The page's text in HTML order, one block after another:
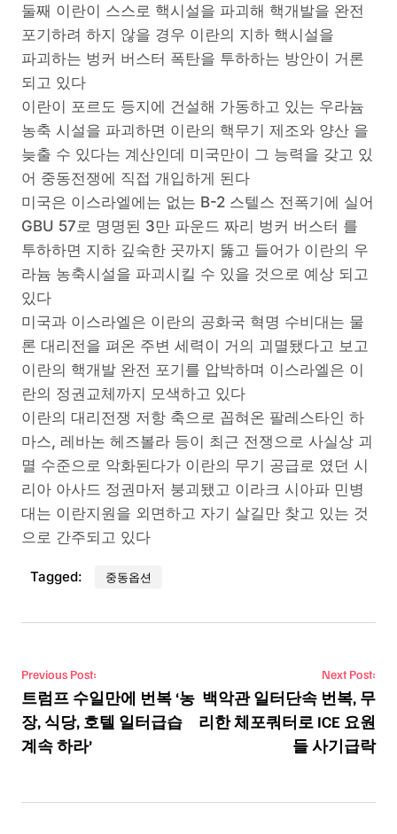
둘째 이란이 스스로 핵시설을 파괴해 핵개발을 완전
포기하려 하지 않을 경우 이란의 지하 핵시설을
파괴하는 벙커 버스터 폭탄을 투하하는 방안이 거론
되고 있다
이란이 포르도 등지에 건설해 가동하고 있는 우라늄
농축 시설을 파괴하면 이란의 핵무기 제조와 양산 을
늦출 수 있다는 계산인데 미국만이 그 능력을 갖고 있
어 중동전쟁에 직접 개입하게 된다
미국은 이스라엘에는 없는 B-2 스텔스 전폭기에 실어
GBU 57로 명명된 3만 파운드 짜리 벙커 버스터 를
투하하면 지하 깊숙한 곳까지 뚫고 들어가 이란의 우
라늄 농축시설을 파괴시킬 수 있을 것으로 예상 되고
있다
미국과 이스라엘은 이란의 공화국 혁명 수비대는 물
론 대리전을 펴온 주변 세력이 거의 괴멸됐다고 보고
이란의 핵개발 완전 포기를 압박하며 이스라엘은 이
란의 정권교체까지 모색하고 있다
이란의 대리전쟁 저항 축으로 꼽혀온 팔레스타인 하
마스, 레바논 헤즈볼라 등이 최근 전쟁으로 사실상 괴
멸 수준으로 악화된다가 이란의 무기 공급로 였던 시
리아 아사드 정권마저 붕괴됐고 이라크 시아파 민병
대는 이란지원을 외면하고 자기 살길만 찾고 있는 것
으로 간주되고 있다
Tagged: 중동옵션
Post navigation
Previous Post:
트럼프 수일만에 번복 ‘농
장, 식당, 호텔 일터급습
계속 하라’
Next Post:
백악관 일터단속 번복, 무
리한 체포쿼터로 ICE 요원
들 사기급락